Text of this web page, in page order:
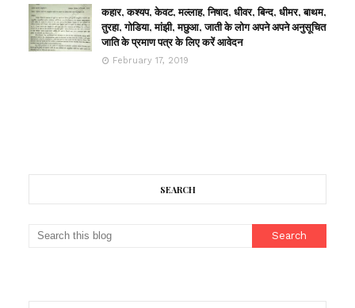
कहार, कश्यप, केवट, मल्लाह, निषाद, धीवर, बिन्द, धीमर, बाथम,
तुरहा, गोडिया, मांझी, मछुआ, जाती के लोग अपने अपने अनुसूचित
जाति के प्रमाण पत्र के लिए करें आवेदन
February 17, 2019
SEARCH